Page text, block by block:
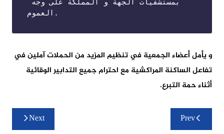
العموم.
و يأمل أعضاء الجمعية في تنظيم المزيد من الحملات آملين في
تفاعل الساكنة المراكشية مع احترام جميع التدابير الوقائية
أثناء حمة التبرع.
تصفّح
المقالاتPrev
Next